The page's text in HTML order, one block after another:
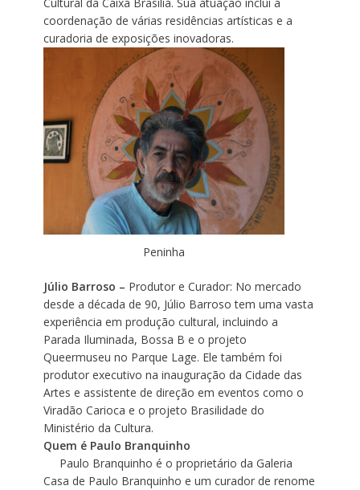
coordenação de várias residências artísticas e a
curadoria de exposições inovadoras.
Peninha
Júlio Barroso – Produtor e Curador: No mercado
desde a década de 90, Júlio Barroso tem uma vasta
experiência em produção cultural, incluindo a
Parada Iluminada, Bossa B e o projeto
Queermuseu no Parque Lage. Ele também foi
produtor executivo na inauguração da Cidade das
Artes e assistente de direção em eventos como o
Viradão Carioca e o projeto Brasilidade do
Ministério da Cultura.
Quem é Paulo Branquinho
Paulo Branquinho é o proprietário da Galeria
Casa de Paulo Branquinho e um curador de renome